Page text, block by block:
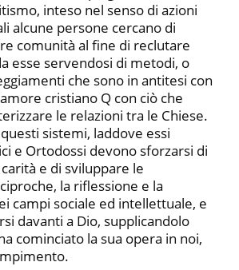
inteso nel senso di azioni
alcune persone cercano di
comunità al fine di reclutare
esse servendosi di metodi, o
che sono in antitesi con
cristiano Q con ciò che
le relazioni tra le Chiese.
sistemi, laddove essi
e Ortodossi devono sforzarsi di
e di sviluppare le
la riflessione e la
campi sociale ed intellettuale, e
davanti a Dio, supplicandolo
cominciato la sua opera in noi,